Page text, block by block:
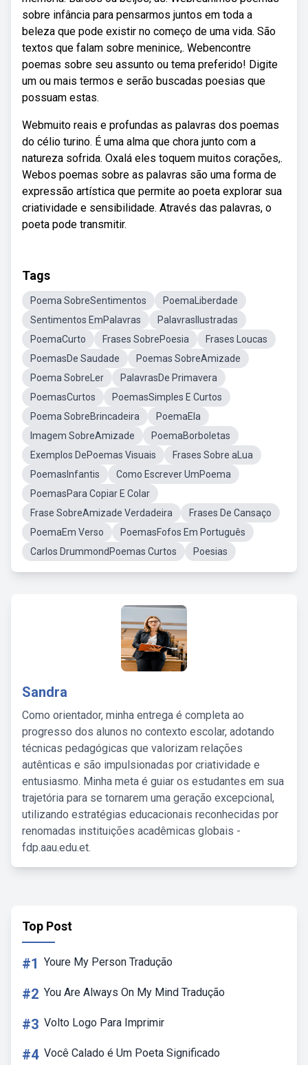
sobre infância para pensarmos juntos em toda a
beleza que pode existir no começo de uma vida. São
textos que falam sobre meninice,. Webencontre
poemas sobre seu assunto ou tema preferido! Digite
um ou mais termos e serão buscadas poesias que
possuam estas.
Webmuito reais e profundas as palavras dos poemas
do célio turino. É uma alma que chora junto com a
natureza sofrida. Oxalá eles toquem muitos corações,.
Webos poemas sobre as palavras são uma forma de
expressão artística que permite ao poeta explorar sua
criatividade e sensibilidade. Através das palavras, o
poeta pode transmitir.
Tags
Poema SobreSentimentos
PoemaLiberdade
Sentimentos EmPalavras
PalavrasIlustradas
PoemaCurto
Frases SobrePoesia
Frases Loucas
PoemasDe Saudade
Poemas SobreAmizade
Poema SobreLer
PalavrasDe Primavera
PoemasCurtos
PoemasSimples E Curtos
Poema SobreBrincadeira
PoemaEla
Imagem SobreAmizade
PoemaBorboletas
Exemplos DePoemas Visuais
Frases Sobre aLua
PoemasInfantis
Como Escrever UmPoema
PoemasPara Copiar E Colar
Frase SobreAmizade Verdadeira
Frases De Cansaço
PoemaEm Verso
PoemasFofos Em Português
Carlos DrummondPoemas Curtos
Poesias
Sandra
Como orientador, minha entrega é completa ao
progresso dos alunos no contexto escolar, adotando
técnicas pedagógicas que valorizam relações
autênticas e são impulsionadas por criatividade e
entusiasmo. Minha meta é guiar os estudantes em sua
trajetória para se tornarem uma geração excepcional,
utilizando estratégias educacionais reconhecidas por
renomadas instituições acadêmicas globais -
fdp.aau.edu.et.
Top Post
#1 Youre My Person Tradução
#2 You Are Always On My Mind Tradução
#3 Volto Logo Para Imprimir
#4 Você Calado é Um Poeta Significado